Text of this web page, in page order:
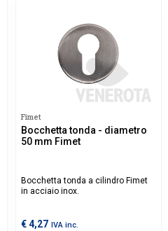
Fimet
Bocchetta tonda - diametro
50 mm Fimet
Bocchetta tonda a cilindro Fimet
in acciaio inox.
€ 4,27 IVA inc.